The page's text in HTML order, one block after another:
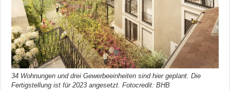
34 Wohnungen und drei Gewerbeeinheiten sind hier geplant. Die
Fertigstellung ist für 2023 angesetzt. Fotocredit: BHB